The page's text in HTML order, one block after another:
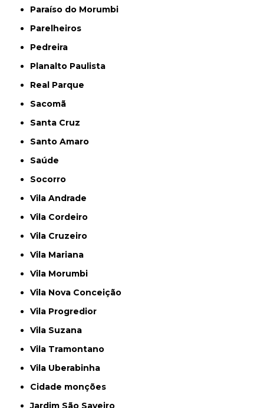
Paraíso do Morumbi
Parelheiros
Pedreira
Planalto Paulista
Real Parque
Sacomã
Santa Cruz
Santo Amaro
Saúde
Socorro
Vila Andrade
Vila Cordeiro
Vila Cruzeiro
Vila Mariana
Vila Morumbi
Vila Nova Conceição
Vila Progredior
Vila Suzana
Vila Tramontano
Vila Uberabinha
cidade monções
jardim São Saveiro